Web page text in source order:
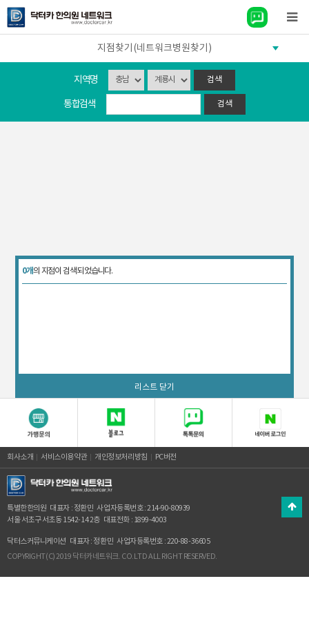
지점찾기(네트워크병원찾기)
지역명
통합검색
0개의 지점이 검색 되었습니다.
리스트 닫기
회사소개 서비스이용약관 개인정보처리방침 PC버전
특별한한의원 대표자 : 정환민 사업자등록번호 : 214-90-80939
서울 서초구 서초동 1542-14 2층 대표전화 : 1899-4003
닥터스커뮤니케이션 대표자 : 정환민 사업자등록번호 : 220-88-36605
COPYRIGHT(C) 2019 닥터카네트워크. CO.LTD ALL RIGHT RESERVED.